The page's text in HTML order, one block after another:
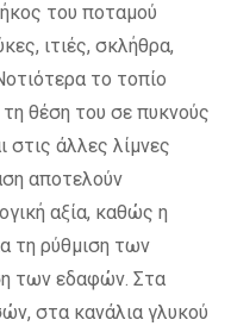
του ποταμού
ιτιές, σκλήθρα,
το τοπίο
θέση του σε πυκνούς
άλλες λίμνες
αποτελούν
αξία, καθώς η
τη ρύθμιση των
των εδαφών. Στα
στα κανάλια γλυκού